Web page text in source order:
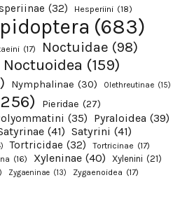
(32) Hesperiini (18)
(683)
(17) Noctuidae (98)
Noctuoidea (159)
Nymphalinae (30) Olethreutinae (15)
Pieridae (27)
(35) Pyraloidea (39)
(41) Satyrini (41)
Tortricidae (32) Tortricinae (17)
(16) Xyleninae (40) Xylenini (21)
Zygaeninae (13) Zygaenoidea (17)